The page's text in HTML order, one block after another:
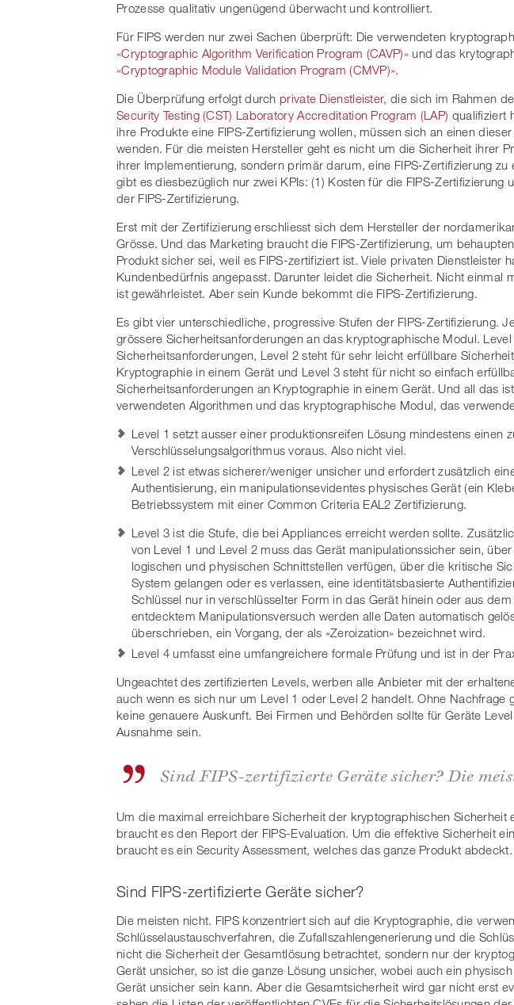
Prozesse qualitativ ungenügend überwacht und kontrolliert.
Für FIPS werden nur zwei Sachen überprüft: Die verwendeten
«Cryptographic Algorithm Verification Program (CAVP)»und das
«Cryptographic Module Validation Program (CMVP)».
Die Überprüfung erfolgt durch private Dienstleister, die sich im Rahmen
Security Testing (CST) Laboratory Accreditation Program (LAP) qualifiziert
ihre Produkte eine FIPS-Zertifizierung wollen, müssen sich an einen
wenden. Für die meisten Hersteller geht es nicht um die Sicherheit ihrer
ihrer Implementierung, sondern primär darum, eine FIPS-Zertifizierung zu
gibt es diesbezüglich nur zwei KPIs: (1) Kosten für die FIPS-Zertifizierung
der FIPS-Zertifizierung.
Erst mit der Zertifizierung erschliesst sich dem Hersteller der
Grösse. Und das Marketing braucht die FIPS-Zertifizierung, um
Produkt sicher sei, weil es FIPS-zertifiziert ist. Viele privaten Dienstleister
Kundenbedürfnis angepasst. Darunter leidet die Sicherheit. Nicht einmal
ist gewährleistet. Aber sein Kunde bekommt die FIPS-Zertifizierung.
Es gibt vier unterschiedliche, progressive Stufen der FIPS-Zertifizierung.
grössere Sicherheitsanforderungen an das kryptographische Modul.
Sicherheitsanforderungen, Level 2 steht für sehr leicht erfüllbare
Kryptographie in einem Gerät und Level 3 steht für nicht so einfach
Sicherheitsanforderungen an Kryptographie in einem Gerät. Und all das
verwendeten Algorithmen und das kryptographische Modul, das
Level 1 setzt ausser einer produktionsreifen Lösung mindestens einen
Verschlüsselungsalgorithmus voraus. Also nicht viel.
Level 2 ist etwas sicherer/weniger unsicher und erfordert zusätzlich
Authentisierung, ein manipulationsevidentes physisches Gerät (ein
Betriebssystem mit einer Common Criteria EAL2 Zertifizierung.
Level 3 ist die Stufe, die bei Appliances erreicht werden sollte.
von Level 1 und Level 2 muss das Gerät manipulationssicher sein,
logischen und physischen Schnittstellen verfügen, über die kritische
System gelangen oder es verlassen, eine identitätsbasierte
Schlüssel nur in verschlüsselter Form in das Gerät hinein oder aus
entdecktem Manipulationsversuch werden alle Daten automatisch
überschrieben, ein Vorgang, der als «Zeroization» bezeichnet wird.
Level 4 umfasst eine umfangreichere formale Prüfung und ist in der
Ungeachtet des zertifizierten Levels, werben alle Anbieter mit der
auch wenn es sich nur um Level 1 oder Level 2 handelt. Ohne Nachfrage
keine genauere Auskunft. Bei Firmen und Behörden sollte für Geräte
Ausnahme sein.
Sind FIPS-zertifizierte Geräte sicher? Die
Um die maximal erreichbare Sicherheit der kryptographischen Sicherheit
braucht es den Report der FIPS-Evaluation. Um die effektive Sicherheit
braucht es ein Security Assessment, welches das ganze Produkt abdeckt.
Sind FIPS-zertifizierte Geräte sicher?
Die meisten nicht. FIPS konzentriert sich auf die Kryptographie, die
Schlüsselaustauschverfahren, die Zufallszahlengenerierung und die
nicht die Sicherheit der Gesamtlösung betrachtet, sondern nur der
Gerät unsicher, so ist die ganze Lösung unsicher, wobei auch ein
Gerät unsicher sein kann. Aber die Gesamtsicherheit wird gar nicht erst